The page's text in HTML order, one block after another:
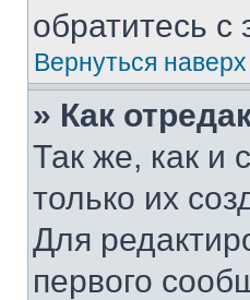
обратитесь с
Вернуться наверх
» Как
Так же, как и
только их
Для
первого